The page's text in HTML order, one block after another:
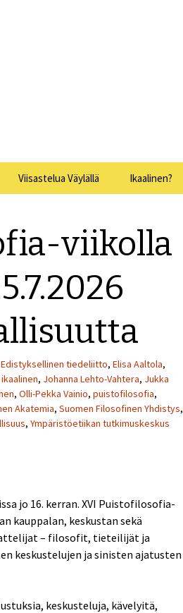
Viisastelua Väylällä Ikaalinen?
viikolla
Edistyksellinen tiedeliitto, Elisa Aaltola,
ikaalinen, Johanna Lehto-Vahtera, Jukka
, Olli-Pekka Vainio, puistofilosofia,
Akatemia, Suomen Filosofinen Yhdistys,
, Ympäristöetiikan tutkimuskeskus
jo 16. kerran. XVI Puistofilosofia-
kauppalan, keskustan sekä
– filosofit, tieteilijät ja
keskustelujen ja sinisten ajatusten
keskusteluja, kävelyitä,